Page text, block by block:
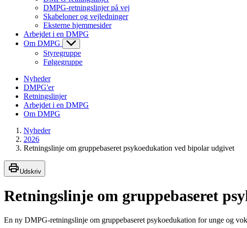
DMPG-retningslinjer på vej
Skabeloner og vejledninger
Eksterne hjemmesider
Arbejdet i en DMPG
Om DMPG
Styregruppe
Følgegruppe
Nyheder
DMPG'er
Retningslinjer
Arbejdet i en DMPG
Om DMPG
Nyheder
2026
Retningslinje om gruppebaseret psykoedukation ved bipolar udgivet
Udskriv
Retningslinje om gruppebaseret
En ny DMPG-retningslinje om gruppebaseret psykoedukation for unge og